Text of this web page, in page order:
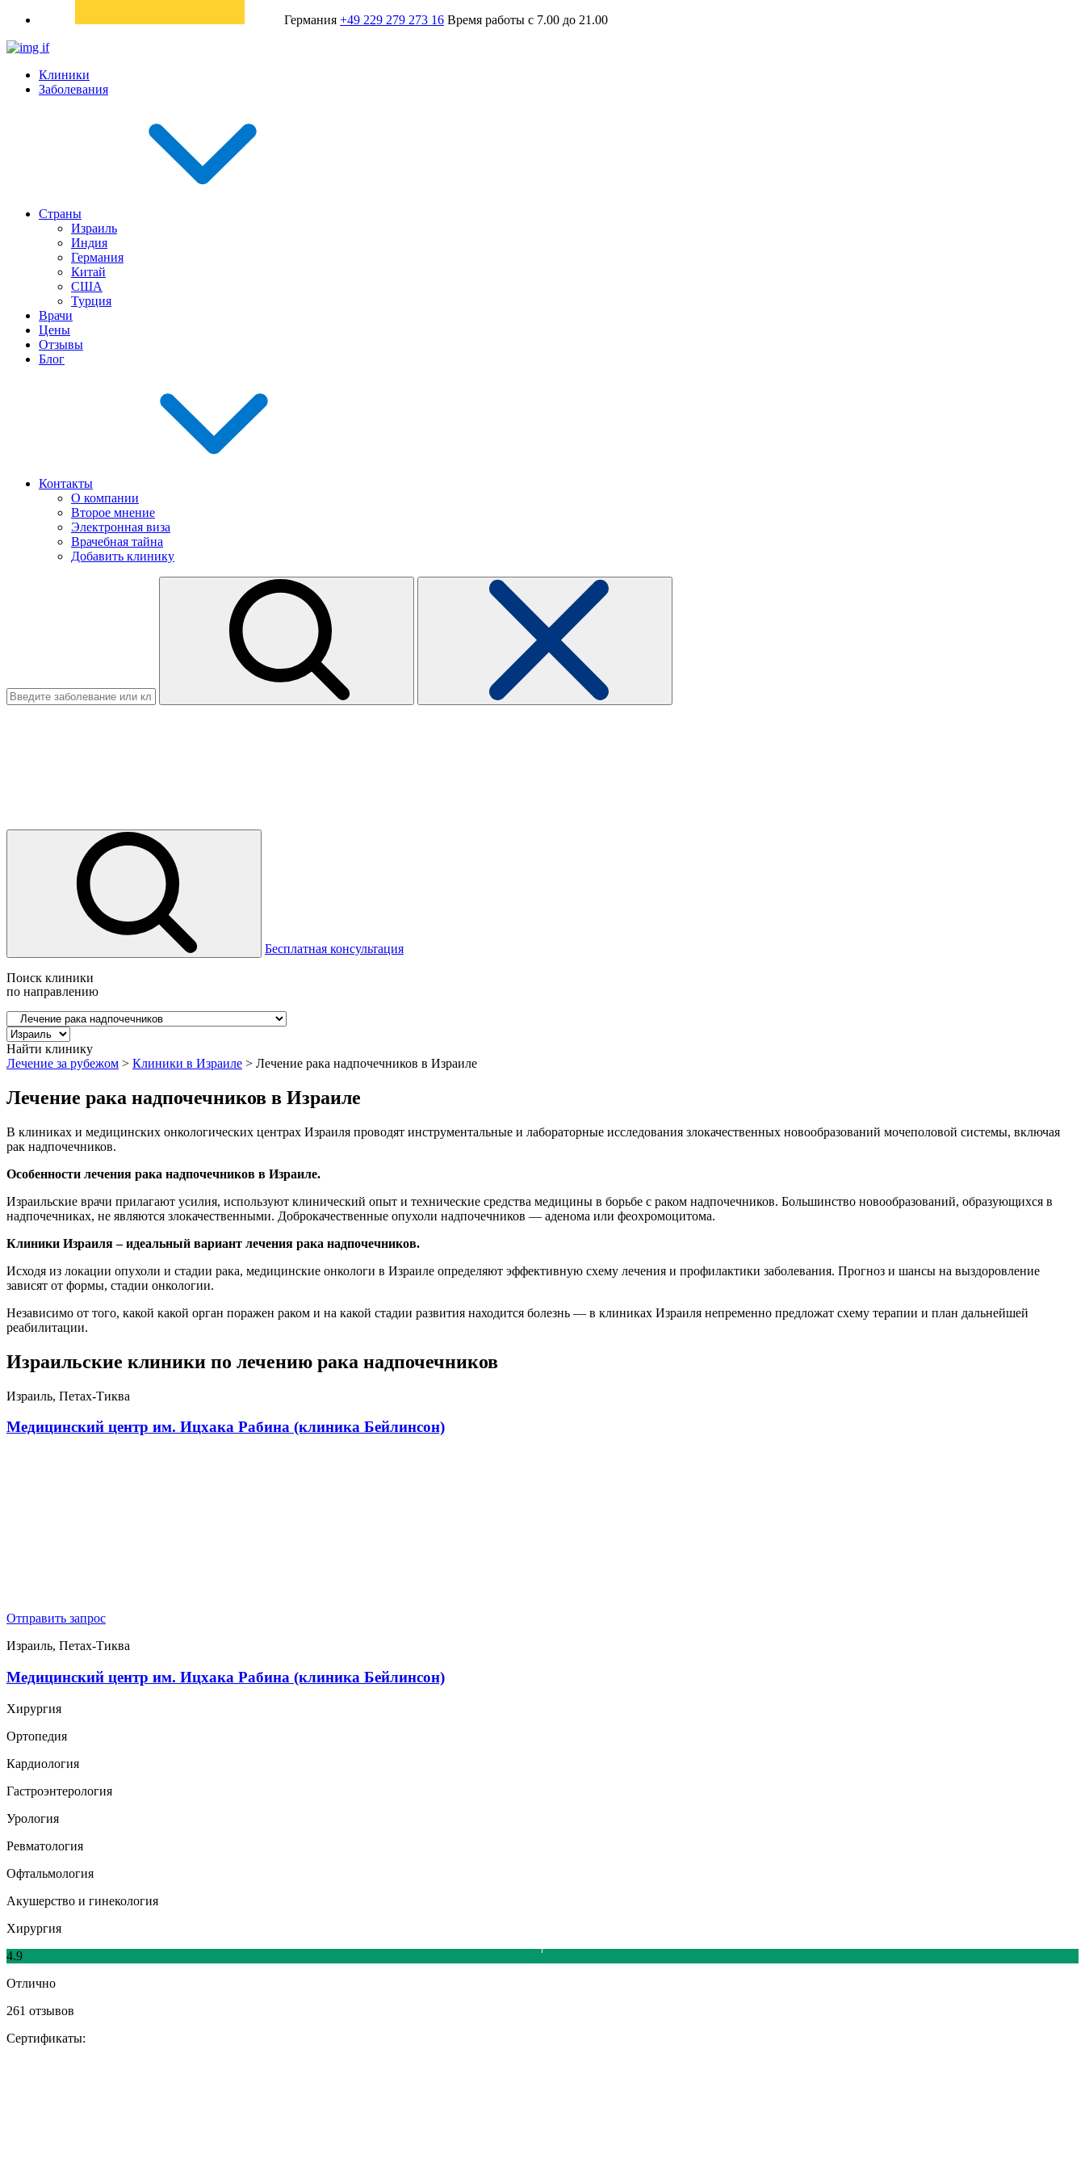
Германия +49 229 279 273 16 Время работы с 7.00 до 21.00
Клиники
Заболевания
Страны
Израиль
Индия
Германия
Китай
США
Турция
Врачи
Цены
Отзывы
Блог
Контакты
О компании
Второе мнение
Электронная виза
Врачебная тайна
Добавить клинику
Бесплатная консультация
Поиск клиники
по направлению
Найти клинику
Лечение за рубежом > Клиники в Израиле > Лечение рака надпочечников в Израиле
Лечение рака надпочечников в Израиле
В клиниках и медицинских онкологических центрах Израиля проводят инструментальные и лабораторные исследования злокачественных новообразований мочеполовой системы, включая
рак надпочечников.
Особенности лечения рака надпочечников в Израиле.
Израильские врачи прилагают усилия, используют клинический опыт и технические средства медицины в борьбе с раком надпочечников. Большинство новообразований, образующихся в
надпочечниках, не являются злокачественными. Доброкачественные опухоли надпочечников — аденома или феохромоцитома.
Клиники Израиля – идеальный вариант лечения рака надпочечников.
Исходя из локации опухоли и стадии рака, медицинские онкологи в Израиле определяют эффективную схему лечения и профилактики заболевания. Прогноз и шансы на выздоровление
зависят от формы, стадии онкологии.
Независимо от того, какой какой орган поражен раком и на какой стадии развития находится болезнь — в клиниках Израиля непременно предложат схему терапии и план дальнейшей
реабилитации.
Израильские клиники по лечению рака надпочечников
Израиль, Петах-Тиква
Медицинский центр им. Ицхака Рабина (клиника Бейлинсон)
Отправить запрос
Израиль, Петах-Тиква
Медицинский центр им. Ицхака Рабина (клиника Бейлинсон)
Хирургия
Ортопедия
Кардиология
Гастроэнтерология
Урология
Ревматология
Офтальмология
Акушерство и гинекология
Хирургия
4.9
Отлично
261 отзывов
Сертификаты: